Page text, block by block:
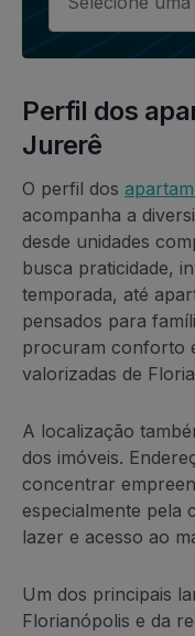
Perfil dos
Jurerê
O perfil dos
acompanha a
desde unidades
busca praticidade,
temporada, até
pensados para
procuram conforto
valorizadas de
A localização
dos imóveis.
concentrar
especialmente pela
lazer e acesso ao
Um dos principais
Florianópolis e da